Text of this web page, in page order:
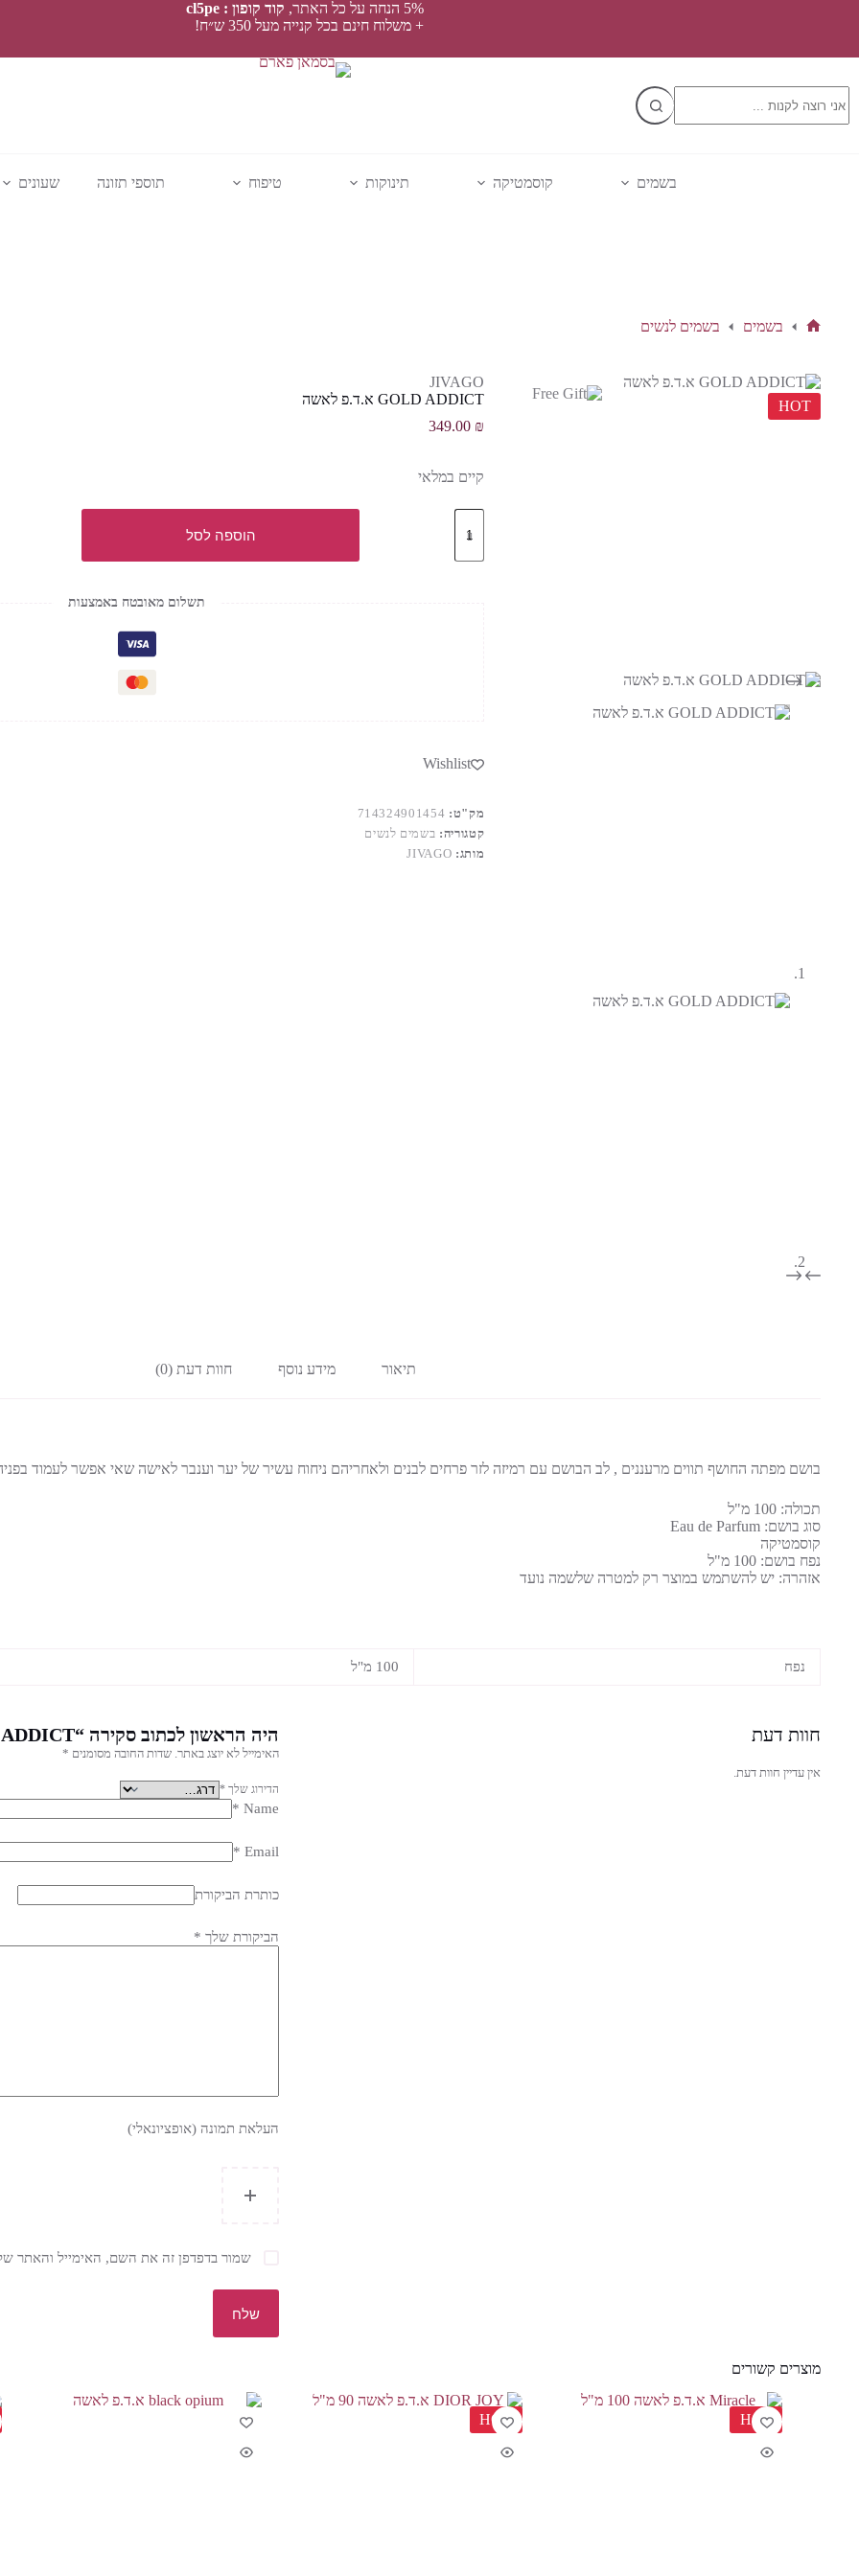
5% הנחה על כל האתר,
קוד קופון : cl5pe
+ משלוח חינם בכל קנייה מעל 350 ש״ח!
results
בשמים קוסמטיקה תינוקות טיפוח תוספי תזונה שעונים
בשמים בשמים לנשים
HOT
JIVAGO
GOLD ADDICT א.ד.פ לאשה
349.00 ₪
קיים במלאי
כמות
של
ADDICT
הוספה לסל
תשלום מאובטח באמצעות
Wishlist
מק"ט: 714324901454
קטגוריה: בשמים לנשים
מותג: JIVAGO
תיאור מידע נוסף חוות דעת (0)
בושם מפתה החושף תווים מרעננים , לב הבושם עם רמיזה לזר פרחים לבנים ולאחריהם ניחוח עשיר של יער וענבר לאישה שאי אפשר לעמוד
תכולה: 100 מ"ל
סוג בושם: Eau de Parfum
קוסמטיקה
נפח בושם: 100 מ"ל
אזהרה: יש להשתמש במוצר רק למטרה שלשמה נועד
נפח 100 מ"ל
חוות דעת
אין עדיין חוות דעת.
היה הראשון לכתוב סקירה “GOLD ADDICT א.ד.פ לאשה”
האימייל לא יוצג באתר. שדות החובה מסומנים *
הדירוג שלך *
Name
*
Email
*
כותרת הביקורת
הביקורת שלך *
העלאת תמונה (אופציונאלי)
שמור בדפדפן זה את השם, האימייל והאתר
שלח
מוצרים קשורים
HOT
HOT